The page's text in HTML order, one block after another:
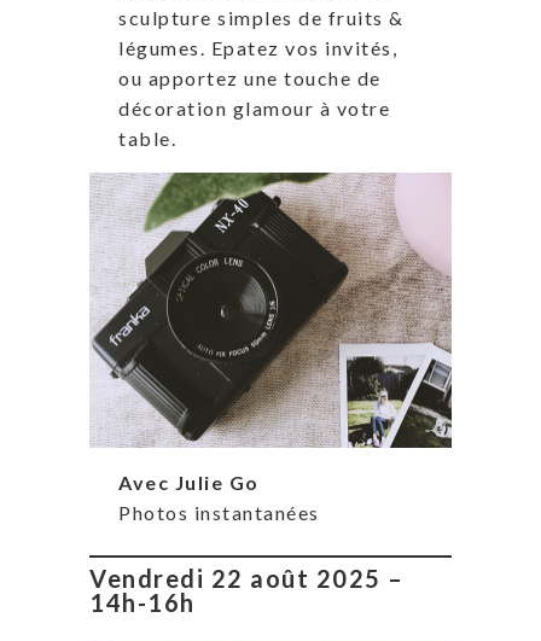
sculpture simples de fruits &
légumes. Epatez vos invités,
ou apportez une touche de
décoration glamour à votre
table.
Avec Julie Go
Photos instantanées
Vendredi 22 août 2025 –
14h-16h